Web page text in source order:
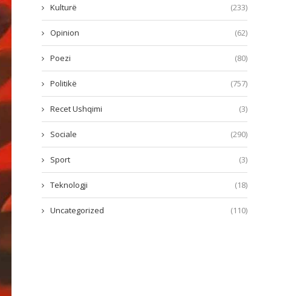
Kulturë (233)
Opinion (62)
Poezi (80)
Politikë (757)
Recet Ushqimi (3)
Sociale (290)
Sport (3)
Teknologji (18)
Uncategorized (110)